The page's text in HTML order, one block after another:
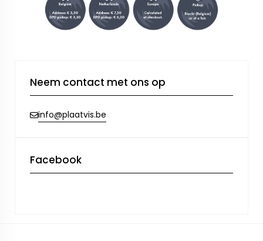
Neem contact met ons op
info@plaatvis.be
Facebook